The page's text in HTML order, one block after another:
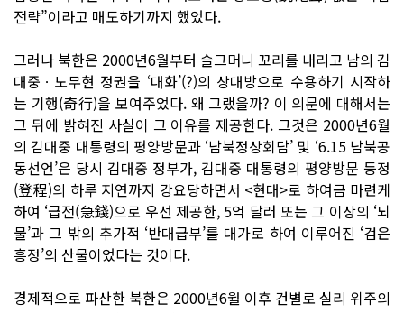
전략”이라고 매도하기까지 했었다.
그러나 북한은 2000년6월부터 슬그머니 꼬리를 내리고 남의 김
대중ㆍ노무현 정권을 ‘대화’(?)의 상대방으로 수용하기 시작하
는 기행(奇行)을 보여주었다. 왜 그랬을까? 이 의문에 대해서는
그 뒤에 밝혀진 사실이 그 이유를 제공한다. 그것은 2000년6월
의 김대중 대통령의 평양방문과 ‘남북정상회담’ 및 ‘6.15 남북공
동선언’은 당시 김대중 정부가, 김대중 대통령의 평양방문 등정
(登程)의 하루 지연까지 강요당하면서 <현대>로 하여금 마련케
하여 ‘급전(急錢)으로 우선 제공한, 5억 달러 또는 그 이상의 ‘뇌
물’과 그 밖의 추가적 ‘반대급부’를 대가로 하여 이루어진 ‘검은
흥정’의 산물이었다는 것이다.
경제적으로 파산한 북한은 2000년6월 이후 건별로 실리 위주의